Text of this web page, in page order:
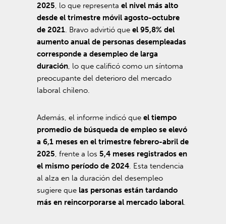
2025 , lo que representael nivel más alto
desde el trimestre móvil agosto-octubre
de 2021 . Bravo advirtió queel 95,8% del
aumento anual de personas desempleadas
corresponde a desempleo de larga
duración , lo que calificó como un síntoma
preocupante del deterioro del mercado
laboral chileno.
Además, el informe indicó queel tiempo
promedio de búsqueda de empleo se elevó
a 6,1 meses en el trimestre febrero-abril de
2025 , frente a los5,4 meses registrados en
el mismo período de 2024 . Esta tendencia
al alza en la duración del desempleo
sugiere que las personas están tardando
más en reincorporarse al mercado laboral